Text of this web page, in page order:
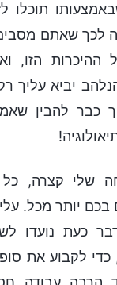
תוכלו
לכך שאתם
ההיכרות הזו,
יביא עליך
כבר להבין
שלי קצרה,
יותר מכל.
כעת נועדו
כדי לקבוע את